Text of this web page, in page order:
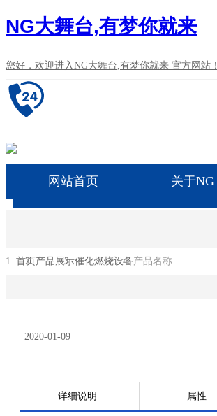
NG大舞台,有梦你就来
您好，欢迎进入NG大舞台,有梦你就来 官方网站！
网站首页 关于NG
首页产品展示催化燃烧设备产品名称
2020-01-09
详细说明 属性